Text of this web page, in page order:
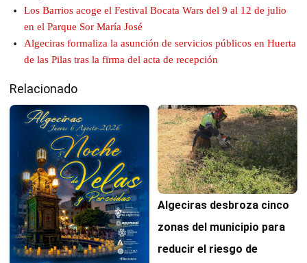
Los Barrios acoge el Festival Bocata Wars del 9 al 12 de julio
en el Parque Sor María José
Algeciras formaliza la asunción de servicios públicos en Huerta
de las Pilas tras la firma del acta de recepción
Relacionado
Algeciras desbroza cinco
zonas del municipio para
reducir el riesgo de